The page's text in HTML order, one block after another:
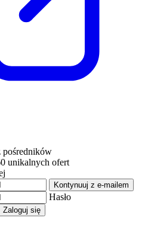
pośredników
unikalnych ofert
Kontynuuj z e-mailem
Hasło
Zaloguj się